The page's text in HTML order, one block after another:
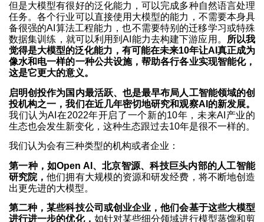
但是大模型有很好的泛化能力，可以完成多种自然语言处理
任务。各个行业可以直接使用大模型的能力，不需要本身具
备很强的AI算法工程能力，也不需要特别的迁移学习或特殊
数据集训练，就可以利用到AI能力去构建下游应用。 所以我
觉得是大模型的泛化能力，有可能在未来10年让AI真正成为
像水和电一样的一种公共设施，帮助各行各业实现智能化，
这是它更大的意义。
启明创投作为国内最活跃、也是最早布局人工智能领域的创
投机构之一，我们在近几年密切地研究和观察AI的新发展。
我们认为AI在2022年开启了一个新的10年，未来AI产业的
生态也会发生新变化，这种生态跟过去10年是很不一样的。
我们认为会有三种类型的机构或者企业：
第一种，如Open AI、北京智源、科技巨头内部的人工智能
研究院，他们拥有大规模的资源和研发经费，将不断地创造
出更先进的大模型。
第二种，某些科技公司或创业企业，他们会基于这些大模型
进行进一步的优化， 如针对某些细分领域进行模型蒸馏和剪